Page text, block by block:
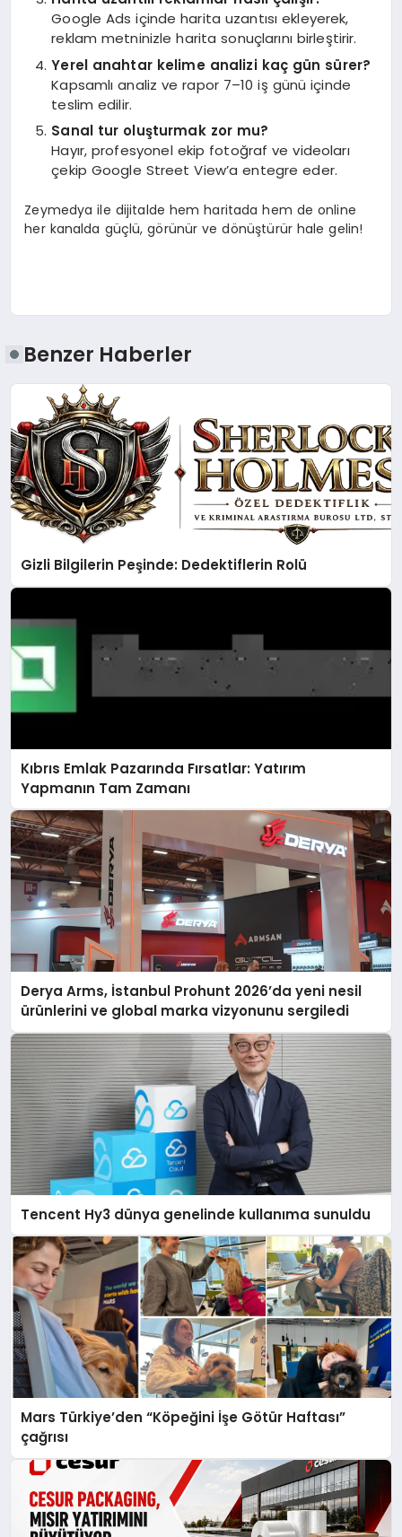
Google Ads içinde harita uzantısı ekleyerek,
reklam metninizle harita sonuçlarını birleştirir.
Yerel anahtar kelime analizi kaç gün sürer?
Kapsamlı analiz ve rapor 7–10 iş günü içinde
teslim edilir.
Sanal tur oluşturmak zor mu?
Hayır, profesyonel ekip fotoğraf ve videoları
çekip Google Street View’a entegre eder.
Zeymedya ile dijitalde hem haritada hem de online
her kanalda güçlü, görünür ve dönüştürür hale gelin!
Benzer Haberler
Gizli Bilgilerin Peşinde: Dedektiflerin Rolü
Kıbrıs Emlak Pazarında Fırsatlar: Yatırım
Yapmanın Tam Zamanı
Derya Arms, İstanbul Prohunt 2026’da yeni nesil
ürünlerini ve global marka vizyonunu sergiledi
Tencent Hy3 dünya genelinde kullanıma sunuldu
Mars Türkiye’den “Köpeğini İşe Götür Haftası”
çağrısı